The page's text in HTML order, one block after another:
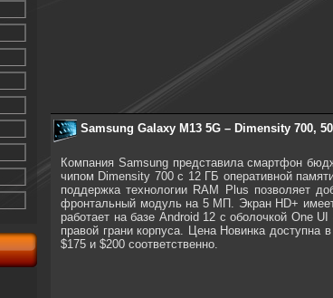
Samsung Galaxy M13 5G – Dimensity 700,
Компания Samsung представила смартфон
чипом Dimensity 700 с 12 ГБ оперативной
поддержка технологии RAM Plus позволяет
фронтальный модуль на 5 МП. Экран HD+
работает на базе Android 12 с оболочкой One
правой грани корпуса. Цена Новинка
$175 и $200 соответственно.